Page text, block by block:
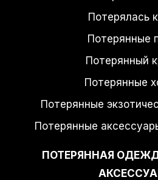
Потерялась
Потерянные
Потерянный
Потерянные
Потерянные
Потерянные
ПОТЕРЯННАЯ